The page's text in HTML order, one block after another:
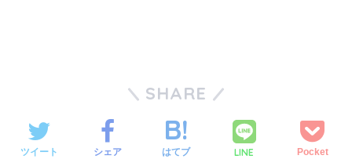
SHARE
ツイート シェア はてブ LINE Pocket